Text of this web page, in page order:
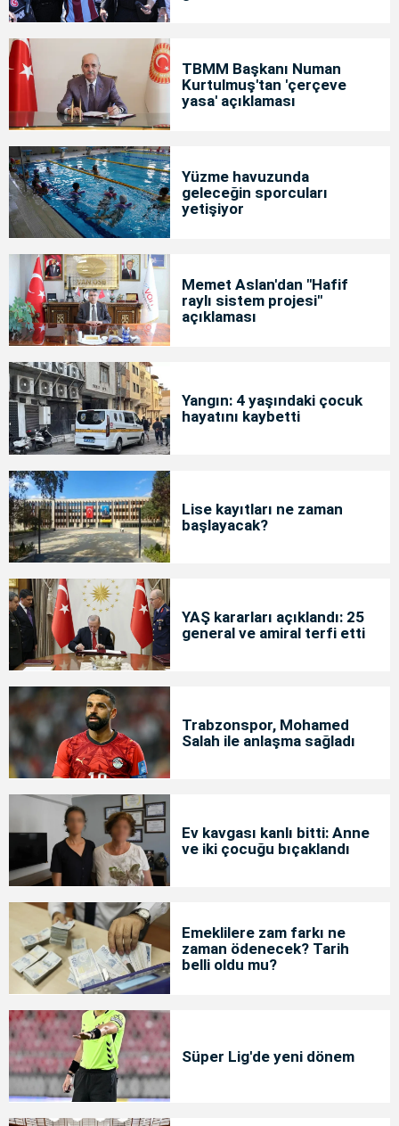
TBMM Başkanı Numan
Kurtulmuş'tan 'çerçeve
yasa' açıklaması
Yüzme havuzunda
geleceğin sporcuları
yetişiyor
Memet Aslan'dan "Hafif
raylı sistem projesi"
açıklaması
Yangın: 4 yaşındaki çocuk
hayatını kaybetti
Lise kayıtları ne zaman
başlayacak?
YAŞ kararları açıklandı: 25
general ve amiral terfi etti
Trabzonspor, Mohamed
Salah ile anlaşma sağladı
Ev kavgası kanlı bitti: Anne
ve iki çocuğu bıçaklandı
Emeklilere zam farkı ne
zaman ödenecek? Tarih
belli oldu mu?
Süper Lig'de yeni dönem